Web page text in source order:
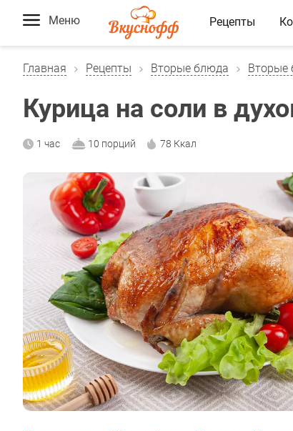
Меню Рецепты
Главная Рецепты Вторые блюда Вторые
Курица на соли в
1 час 10 порций 78 Ккал